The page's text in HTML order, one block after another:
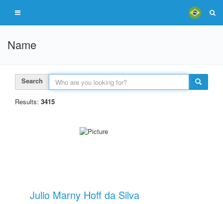
Name
Search
Results: 3415
Julio Marny Hoff da Silva